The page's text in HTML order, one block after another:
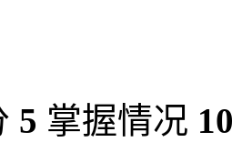
5 掌握情况